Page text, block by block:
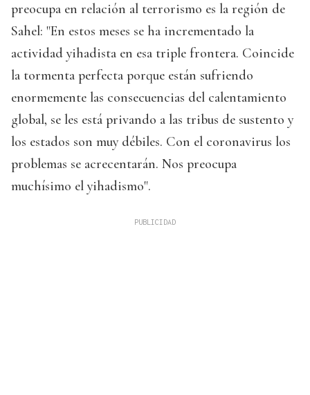
preocupa en relación al terrorismo es la región de
Sahel: "En estos meses se ha incrementado la
actividad yihadista en esa triple frontera. Coincide
la tormenta perfecta porque están sufriendo
enormemente las consecuencias del calentamiento
global, se les está privando a las tribus de sustento y
los estados son muy débiles. Con el coronavirus los
problemas se acrecentarán. Nos preocupa
muchísimo el yihadismo".